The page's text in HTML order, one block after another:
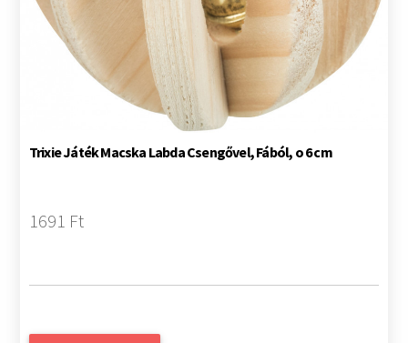
Trixie Játék Macska Labda Csengővel, Fából, o 6 cm
1691 Ft